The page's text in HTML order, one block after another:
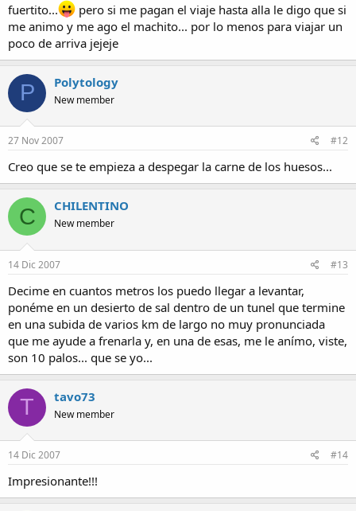
fuertito...
pero si me pagan el viaje hasta alla le digo que si
me animo y me ago el machito... por lo menos para viajar un
poco de arriva jejeje
P Polytology
New member
27 Nov 2007 #12
Creo que se te empieza a despegar la carne de los huesos...
C CHILENTINO
New member
14 Dic 2007 #13
Decime en cuantos metros los puedo llegar a levantar,
ponéme en un desierto de sal dentro de un tunel que termine
en una subida de varios km de largo no muy pronunciada
que me ayude a frenarla y, en una de esas, me le anímo, viste,
son 10 palos... que se yo...
T tavo73
New member
14 Dic 2007 #14
Impresionante!!!